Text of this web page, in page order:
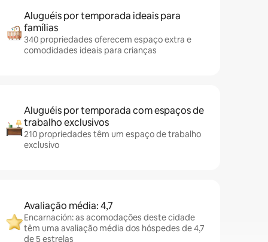
Aluguéis por temporada ideais para
famílias
340 propriedades oferecem espaço extra e
comodidades ideais para crianças
Aluguéis por temporada com espaços de
trabalho exclusivos
210 propriedades têm um espaço de trabalho
exclusivo
Avaliação média: 4,7
Encarnación: as acomodações deste cidade
têm uma avaliação média dos hóspedes de 4,7
de 5 estrelas